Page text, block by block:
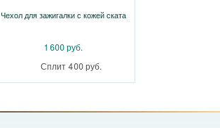
Чехол для зажигалки с кожей ската
1 600 руб.
Сплит 400 руб.